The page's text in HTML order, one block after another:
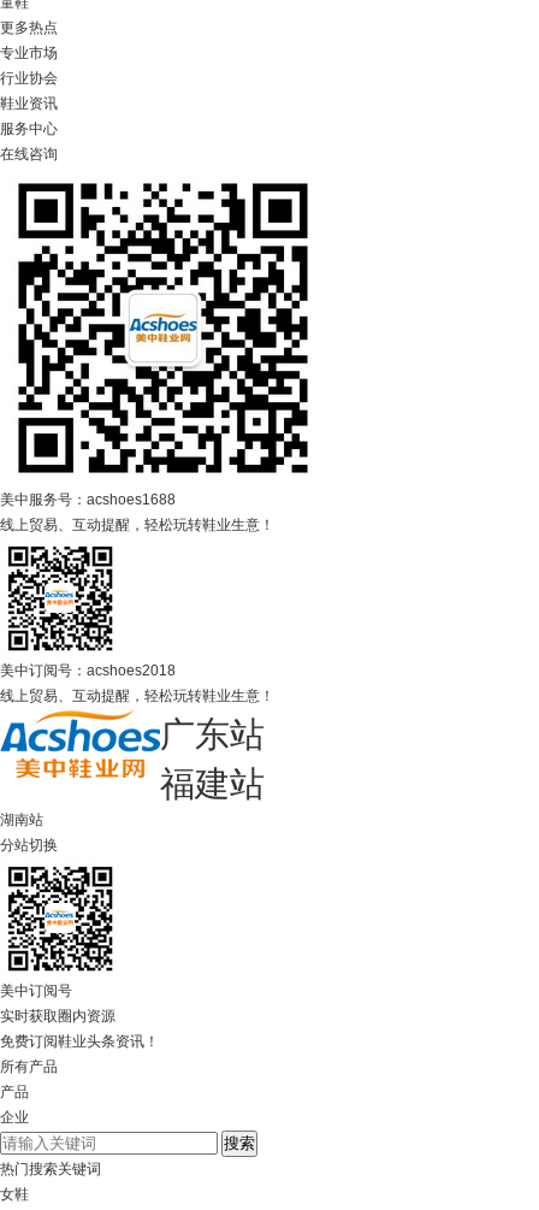
更多热点
专业市场
行业协会
鞋业资讯
服务中心
在线咨询
美中服务号：acshoes1688
线上贸易、互动提醒，轻松玩转鞋业生意！
美中订阅号：acshoes2018
线上贸易、互动提醒，轻松玩转鞋业生意！
广东站
福建站
湖南站
分站切换
美中订阅号
实时获取圈内资源
免费订阅鞋业头条资讯！
所有产品
产品
企业
热门搜索关键词
女鞋